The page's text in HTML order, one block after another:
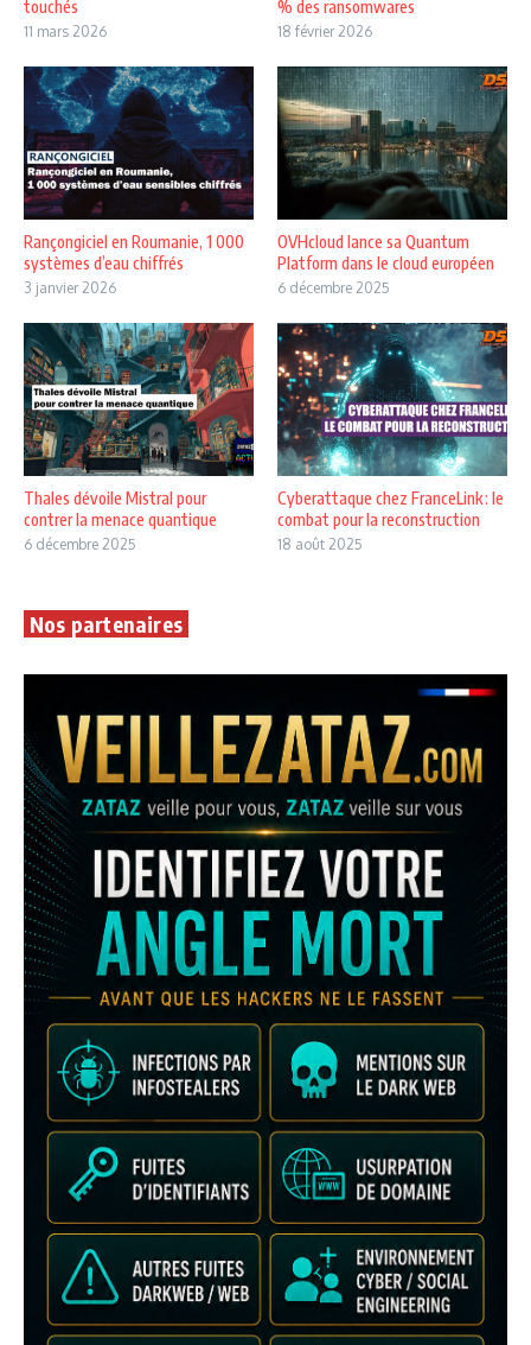
touchés
11 mars 2026
% des ransomwares
18 février 2026
Rançongiciel en Roumanie, 1 000
systèmes d’eau chiffrés
3 janvier 2026
OVHcloud lance sa Quantum
Platform dans le cloud européen
6 décembre 2025
Thales dévoile Mistral pour
contrer la menace quantique
6 décembre 2025
Cyberattaque chez FranceLink : le
combat pour la reconstruction
18 août 2025
Nos partenaires